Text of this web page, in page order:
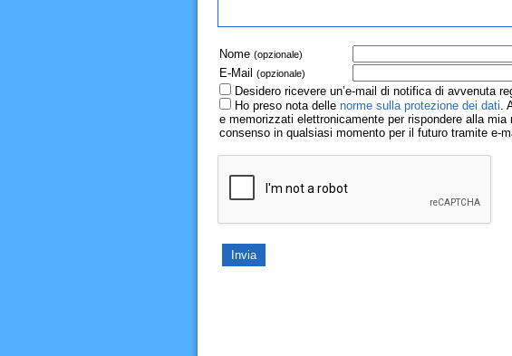
Nome (opzionale)
E-Mail (opzionale)
Desidero ricevere un’e-mail di notifica di avvenuta
Ho preso nota delle norme sulla protezione dei dati.
e memorizzati elettronicamente per rispondere alla
consenso in qualsiasi momento per il futuro tramite e-